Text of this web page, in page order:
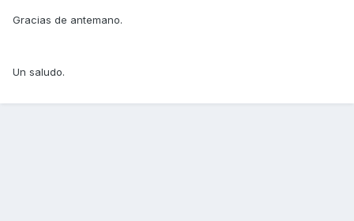
Gracias de antemano.
Un saludo.